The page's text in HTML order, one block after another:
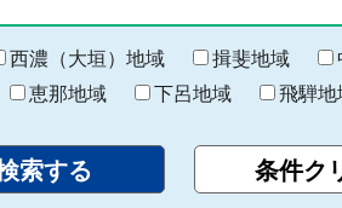
西濃（大垣）地域 揖斐地域
恵那地域 下呂地域 飛騨地